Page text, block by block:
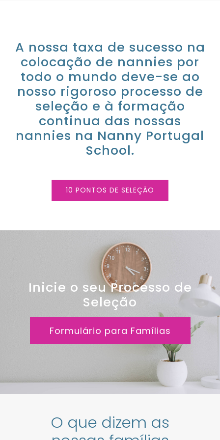
A nossa taxa de sucesso na
colocação de nannies por
todo o mundo deve-se ao
nosso rigoroso processo de
seleção e à formação
continua das nossas
nannies na Nanny Portugal
School.
10 PONTOS DE SELEÇÃO
Inicie o seu Processo de
Seleção
Formulário para Famílias
O que dizem as